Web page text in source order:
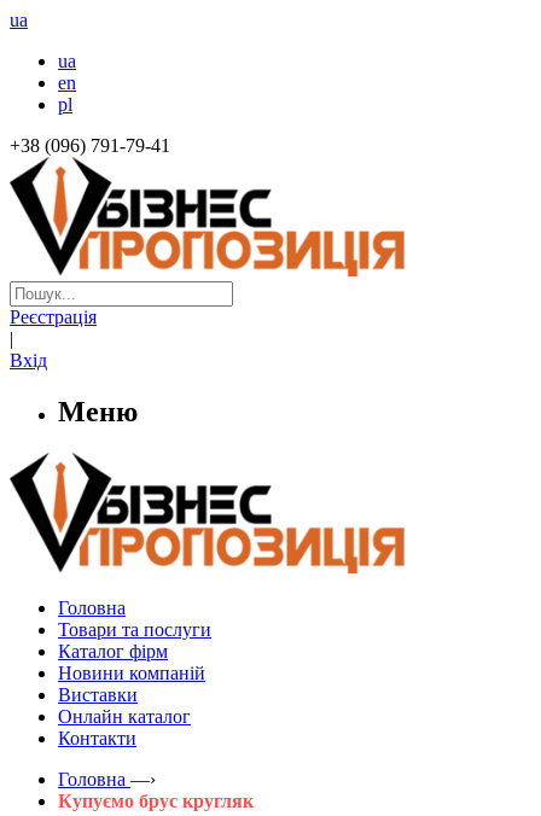
ua
ua
en
pl
+38 (096) 791-79-41
Реєстрація
|
Вхід
Меню
Головна
Товари та послуги
Каталог фірм
Новини компаній
Виставки
Онлайн каталог
Контакти
Головна —›
Купуємо брус кругляк